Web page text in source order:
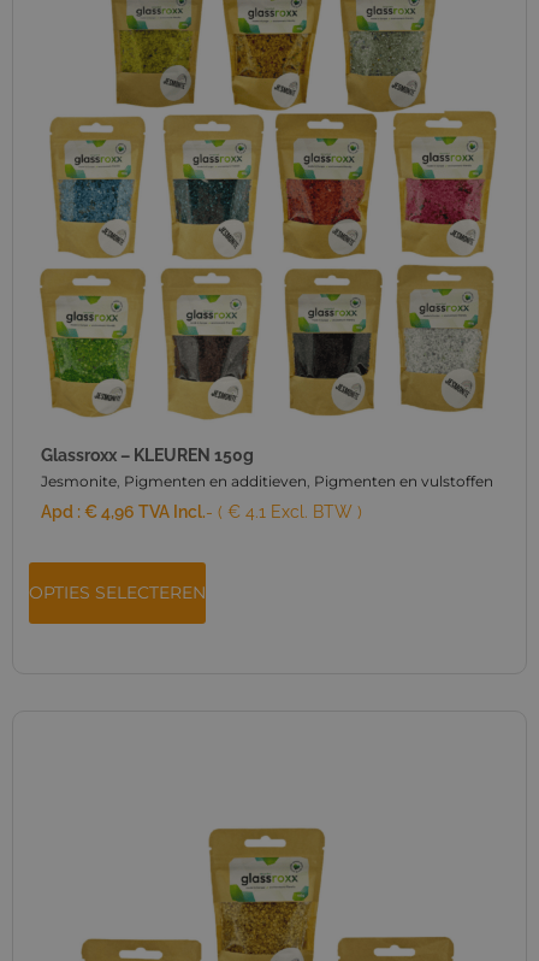
Glassroxx – KLEUREN 150g
Jesmonite, Pigmenten en additieven, Pigmenten en vulstoffen
Apd :€4,96 TVA Incl.- ( € 4.1 Excl. BTW )
OPTIES SELECTEREN